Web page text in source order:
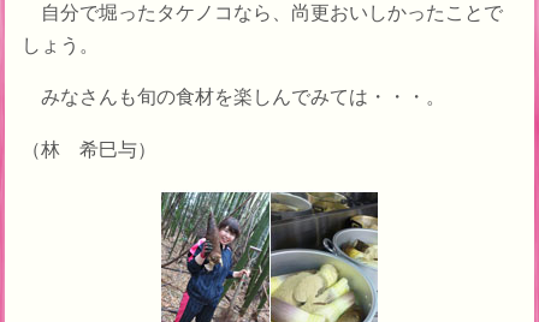
自分で堀ったタケノコなら、尚更おいしかったことで
しょう。
みなさんも旬の食材を楽しんでみては・・・。
（林 希巳与）